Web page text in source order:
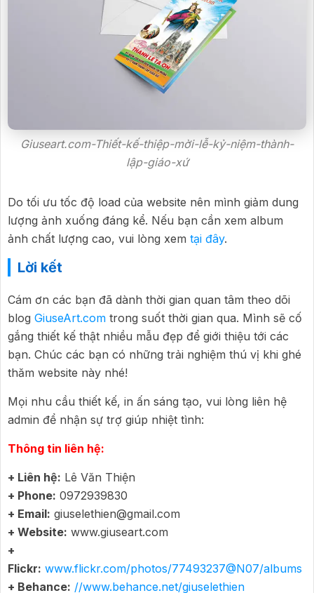
Giuseart.com-Thiết-kế-thiệp-mời-lễ-kỷ-niệm-thành-
lập-giáo-xứ
Do tối ưu tốc độ load của website nên mình giảm dung
lượng ảnh xuống đáng kể. Nếu bạn cần xem album
ảnh chất lượng cao, vui lòng xem tại đây.
Lời kết
Cám ơn các bạn đã dành thời gian quan tâm theo dõi
blog GiuseArt.com trong suốt thời gian qua. Mình sẽ cố
gắng thiết kế thật nhiều mẫu đẹp để giới thiệu tới các
bạn. Chúc các bạn có những trải nghiệm thú vị khi ghé
thăm website này nhé!
Mọi nhu cầu thiết kế, in ấn sáng tạo, vui lòng liên hệ
admin để nhận sự trợ giúp nhiệt tình:
Thông tin liên hệ:
+ Liên hệ: Lê Văn Thiện
+ Phone: 0972939830
+ Email: giuselethien@gmail.com
+ Website: www.giuseart.com
+
Flickr: www.flickr.com/photos/77493237@N07/albums
+ Behance: //www.behance.net/giuselethien